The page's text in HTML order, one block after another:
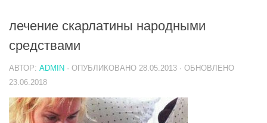
лечение скарлатины народными
средствами
АВТОР: ADMIN · ОПУБЛИКОВАНО 28.05.2013 · ОБНОВЛЕНО
23.06.2018